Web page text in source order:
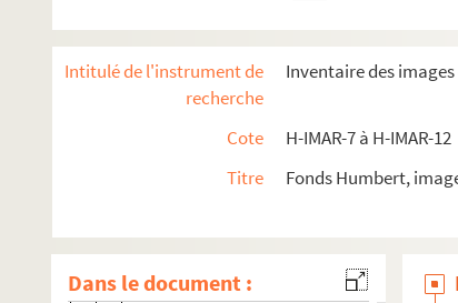
Intitulé de l'instrument de
recherche
Inventaire des
Cote
H-IMAR-7 à H-IMAR-12
Titre
Fonds Humbert,
Dans le document :
H-IMAR-8-32-67. Saint Georges
H-IMAR-8-32-68. Saint Georges
H-IMAR-8-32-71. Saint Georges
H-IMAR-8-33-73. Saint Georges
H-IMAR-8-33-74. Saint Georges